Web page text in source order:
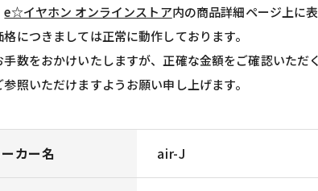
e☆イヤホン オンラインストア内の商品詳細ページ上に
格につきましては正常に動作しております。
手数をおかけいたしますが、正確な金額をご確認いただ
参照いただけますようお願い申し上げます。
カー名 air-J